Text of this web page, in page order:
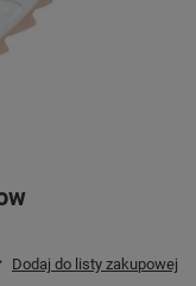
Dodaj do listy zakupowej